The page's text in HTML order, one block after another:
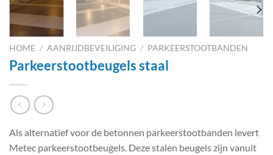
HOME / AANRIJDBEVEILIGING / PARKEERSTOOTBANDEN
Parkeerstootbeugels staal
Als alternatief voor de betonnen parkeerstootbanden levert
Metec parkeerstootbeugels. Deze stalen beugels zijn vanuit